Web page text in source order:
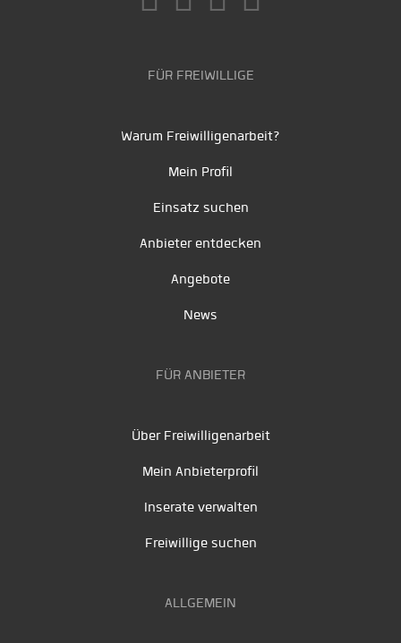
FÜR FREIWILLIGE
Warum Freiwilligenarbeit?
Mein Profil
Einsatz suchen
Anbieter entdecken
Angebote
News
FÜR ANBIETER
Über Freiwilligenarbeit
Mein Anbieterprofil
Inserate verwalten
Freiwillige suchen
ALLGEMEIN